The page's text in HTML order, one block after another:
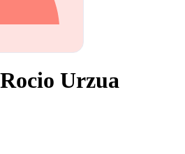
Urzua